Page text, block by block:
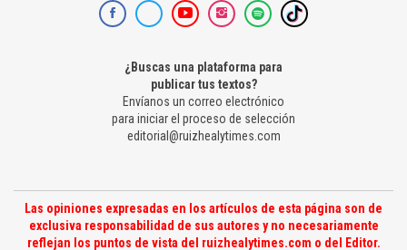
¿Buscas una plataforma para
publicar tus textos?
Envíanos un correo electrónico
para iniciar el proceso de selección
editorial@ruizhealytimes.com
Las opiniones expresadas en los artículos de esta página son de
exclusiva responsabilidad de sus autores y no necesariamente
reflejan los puntos de vista del ruizhealytimes.com o del Editor.